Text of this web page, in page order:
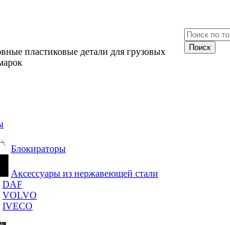
пластиковые детали для грузовых
Блокираторы
Аксессуары из нержавеющей стали
DAF
VOLVO
IVECO